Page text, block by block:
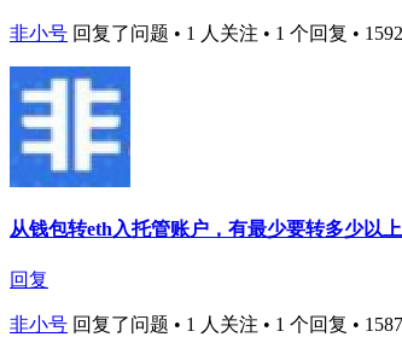
非小号 回复了问题 • 1 人关注 • 1 个回复 •
从钱包转eth入托管账户，有最少要转多少以
回复
非小号 回复了问题 • 1 人关注 • 1 个回复 •